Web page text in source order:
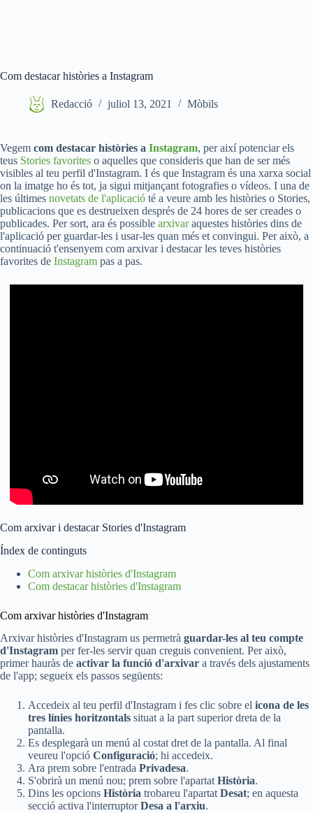
Com destacar històries a Instagram
Redacció juliol 13, 2021 Mòbils
Vegem com destacar històries a Instagram, per així potenciar els
teus Stories favorites o aquelles que consideris que han de ser més
visibles al teu perfil d'Instagram. I és que Instagram és una xarxa social
on la imatge ho és tot, ja sigui mitjançant fotografies o vídeos. I una de
les últimes novetats de l'aplicació té a veure amb les històries o Stories,
publicacions que es destrueixen després de 24 hores de ser creades o
publicades. Per sort, ara és possible arxivaraquestes històries dins de
l'aplicació per guardar-les i usar-les quan més et convingui. Per això, a
continuació t'ensenyem com arxivar i destacar les teves històries
favorites de Instagram pas a pas.
Com arxivar i destacar Stories d'Instagram
Índex de continguts
Com arxivar històries d'Instagram
Com destacar històries d'Instagram
Com arxivar històries d'Instagram
Arxivar històries d'Instagram us permetrà guardar-les al teu compte
d'Instagram per fer-les servir quan creguis convenient. Per això,
primer hauràs de activar la funció d'arxivar a través dels ajustaments
de l'app; segueix els passos següents:
Accedeix al teu perfil d'Instagram i fes clic sobre el icona de les
tres línies horitzontals situat a la part superior dreta de la
pantalla.
Es desplegarà un menú al costat dret de la pantalla. Al final
veureu l'opció Configuració; hi accedeix.
Ara prem sobre l'entrada Privadesa.
S'obrirà un menú nou; prem sobre l'apartat Història.
Dins les opcions Història trobareu l'apartat Desat; en aquesta
secció activa l'interruptorDesa a l'arxiu.